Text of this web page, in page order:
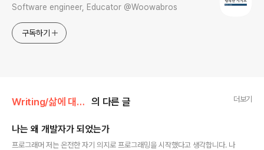
Software engineer, Educator @Woowabros
구독하기
Writing/삶에 대한 생각 의 다른 글 더보기
나는 왜 개발자가 되었는가
프로그래머 저는 온전한 자기 의지로 프로그래밍을 시작했다고 생각합니다. 나